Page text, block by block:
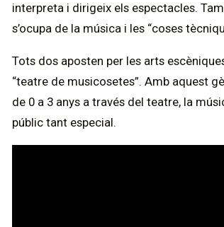
interpreta i dirigeix els espectacles.
s’ocupa de la música i les “coses
Tots dos aposten per les arts
“teatre de musicosetes”. Amb aquest
de 0 a 3 anys a través del teatre, la
públic tant especial.